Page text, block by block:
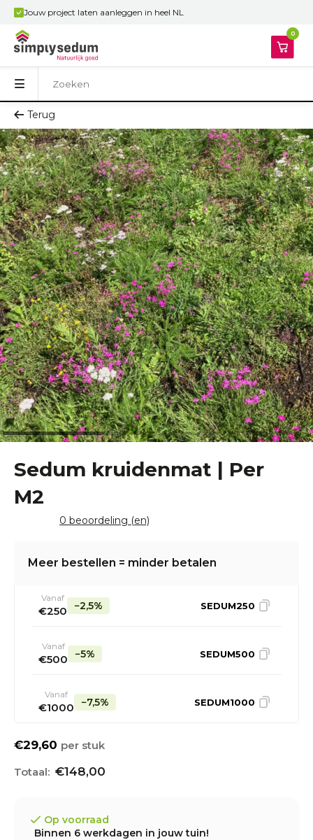
Jouw project laten aanleggen in heel NL
0
Terug
Sedum kruidenmat | Per
M2
0 beoordeling (en)
Meer bestellen = minder betalen
Vanaf
€250 −2,5% SEDUM250
Vanaf
€500 −5% SEDUM500
Vanaf
€1000 −7,5% SEDUM1000
€29,60 per stuk
€148,00
Op voorraad
Binnen 6 werkdagen in jouw tuin!